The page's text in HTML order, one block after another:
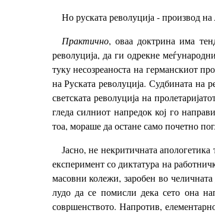
Но руската револуција - производ на
Практично, оваа доктрина има
револуција, да ги одрекне
туку несозреаноста на германскиот
на Руската револуција. Судбината на
светската револуција на
гледа силниот напредок кој го
тоа, мораше да остане само почетно
Јасно, не некритичната
експеримент со диктатура на
масовни колежи, заробен во
лудо да се помисли дека сето она
совршенството. Напротив,